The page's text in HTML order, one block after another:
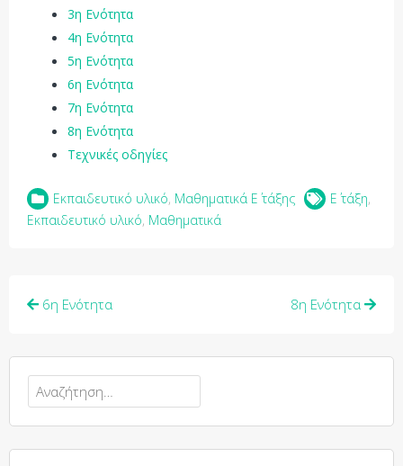
3η Ενότητα
4η Ενότητα
5η Ενότητα
6η Ενότητα
7η Ενότητα
8η Ενότητα
Τεχνικές οδηγίες
Εκπαιδευτικό υλικό, Μαθηματικά Ε΄ τάξης Ε΄ τάξη,
Εκπαιδευτικό υλικό, Μαθηματικά
6η Ενότητα 8η Ενότητα